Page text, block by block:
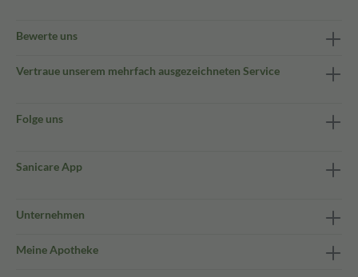
Bewerte uns
Vertraue unserem mehrfach ausgezeichneten Service
Folge uns
Sanicare App
Unternehmen
Meine Apotheke